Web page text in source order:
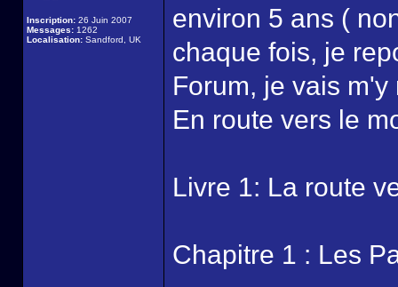
Inscription: 26 Juin 2007
Messages: 1262
Localisation: Sandford, UK
environ 5 ans (
chaque fois, je
Forum, je vais m'y
En route vers le
Livre 1: La route
Chapitre 1 : Les